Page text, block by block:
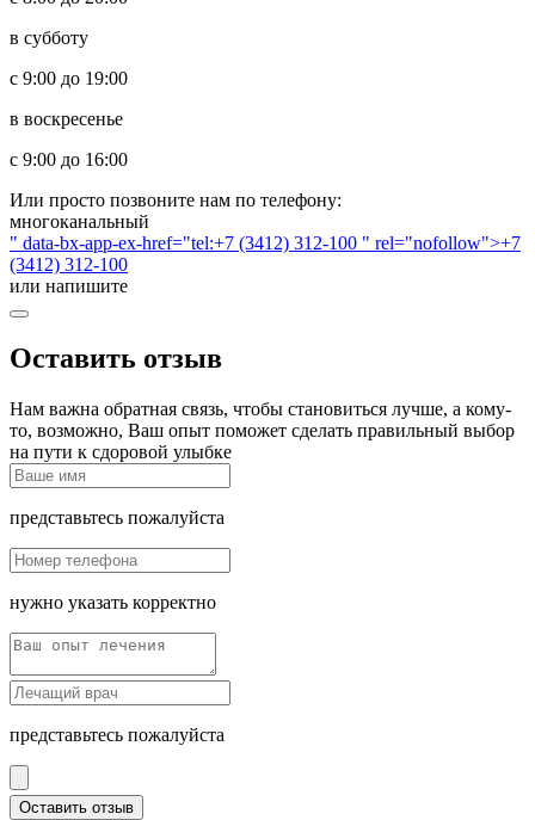
в субботу
с 9:00 до 19:00
в воскресенье
с 9:00 до 16:00
Или просто позвоните нам по телефону:
многоканальный
" data-bx-app-ex-href="tel:+7 (3412) 312-100 " rel="nofollow">+7
(3412) 312-100
или напишите
Оставить отзыв
Нам важна обратная связь, чтобы становиться лучше, а кому-
то, возможно, Ваш опыт поможет сделать правильный выбор
на пути к сдоровой улыбке
представьтесь пожалуйста
нужно указать корректно
представьтесь пожалуйста
Оставить отзыв